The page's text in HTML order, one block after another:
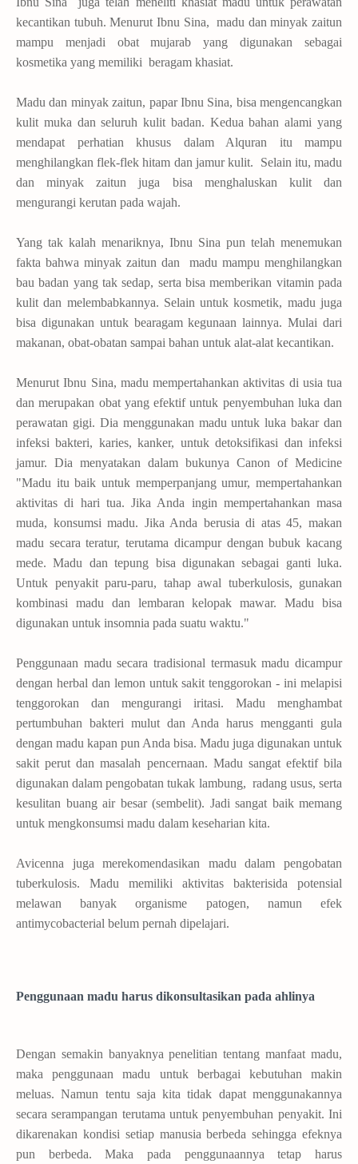
kecantikan tubuh. Menurut Ibnu Sina, madu dan minyak zaitun
mampu menjadi obat mujarab yang digunakan sebagai
kosmetika yang memiliki beragam khasiat.
Madu dan minyak zaitun, papar Ibnu Sina, bisa mengencangkan
kulit muka dan seluruh kulit badan. Kedua bahan alami yang
mendapat perhatian khusus dalam Alquran itu mampu
menghilangkan flek-flek hitam dan jamur kulit. Selain itu, madu
dan minyak zaitun juga bisa menghaluskan kulit dan
mengurangi kerutan pada wajah.
Yang tak kalah menariknya, Ibnu Sina pun telah menemukan
fakta bahwa minyak zaitun dan madu mampu menghilangkan
bau badan yang tak sedap, serta bisa memberikan vitamin pada
kulit dan melembabkannya. Selain untuk kosmetik, madu juga
bisa digunakan untuk bearagam kegunaan lainnya. Mulai dari
makanan, obat-obatan sampai bahan untuk alat-alat kecantikan.
Menurut Ibnu Sina, madu mempertahankan aktivitas di usia tua
dan merupakan obat yang efektif untuk penyembuhan luka dan
perawatan gigi. Dia menggunakan madu untuk luka bakar dan
infeksi bakteri, karies, kanker, untuk detoksifikasi dan infeksi
jamur. Dia menyatakan dalam bukunya Canon of Medicine
"Madu itu baik untuk memperpanjang umur, mempertahankan
aktivitas di hari tua. Jika Anda ingin mempertahankan masa
muda, konsumsi madu. Jika Anda berusia di atas 45, makan
madu secara teratur, terutama dicampur dengan bubuk kacang
mede. Madu dan tepung bisa digunakan sebagai ganti luka.
Untuk penyakit paru-paru, tahap awal tuberkulosis, gunakan
kombinasi madu dan lembaran kelopak mawar. Madu bisa
digunakan untuk insomnia pada suatu waktu."
Penggunaan madu secara tradisional termasuk madu dicampur
dengan herbal dan lemon untuk sakit tenggorokan - ini melapisi
tenggorokan dan mengurangi iritasi. Madu menghambat
pertumbuhan bakteri mulut dan Anda harus mengganti gula
dengan madu kapan pun Anda bisa. Madu juga digunakan untuk
sakit perut dan masalah pencernaan. Madu sangat efektif bila
digunakan dalam pengobatan tukak lambung, radang usus, serta
kesulitan buang air besar (sembelit). Jadi sangat baik memang
untuk mengkonsumsi madu dalam keseharian kita.
Avicenna juga merekomendasikan madu dalam pengobatan
tuberkulosis. Madu memiliki aktivitas bakterisida potensial
melawan banyak organisme patogen, namun efek
antimycobacterial belum pernah dipelajari.
Penggunaan madu harus dikonsultasikan pada ahlinya
Dengan semakin banyaknya penelitian tentang manfaat madu,
maka penggunaan madu untuk berbagai kebutuhan makin
meluas. Namun tentu saja kita tidak dapat menggunakannya
secara serampangan terutama untuk penyembuhan penyakit. Ini
dikarenakan kondisi setiap manusia berbeda sehingga efeknya
pun berbeda. Maka pada penggunaannya tetap harus